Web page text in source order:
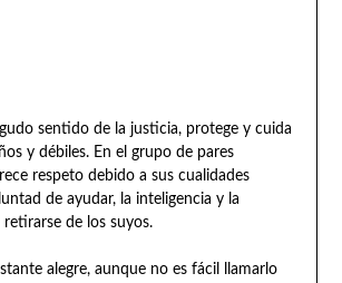
sentido de la justicia, protege y cuida
y débiles. En el grupo de pares
respeto debido a sus cualidades
de ayudar, la inteligencia y la
de los suyos.
alegre, aunque no es fácil llamarlo